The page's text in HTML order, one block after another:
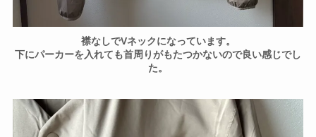
襟なしでVネックになっています。
下にパーカーを入れても首周りがもたつかないので良い感じでし
た。